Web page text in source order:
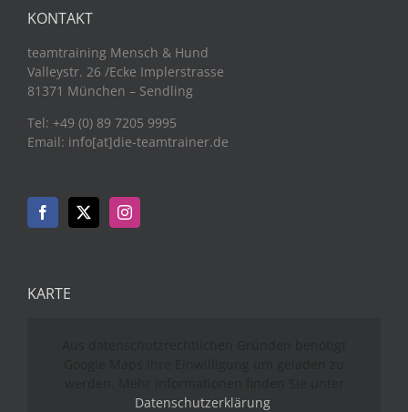
KONTAKT
teamtraining Mensch & Hund
Valleystr. 26 /Ecke Implerstrasse
81371 München – Sendling
Tel: +49 (0) 89 7205 9995
Email: info[at]die-teamtrainer.de
KARTE
Datenschutzerklärung.